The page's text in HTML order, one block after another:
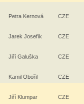
Petra Kernová CZE
Jarek Josefík CZE
Jiří Galuška CZE
Kamil Obořil CZE
Jiří Klumpar CZE